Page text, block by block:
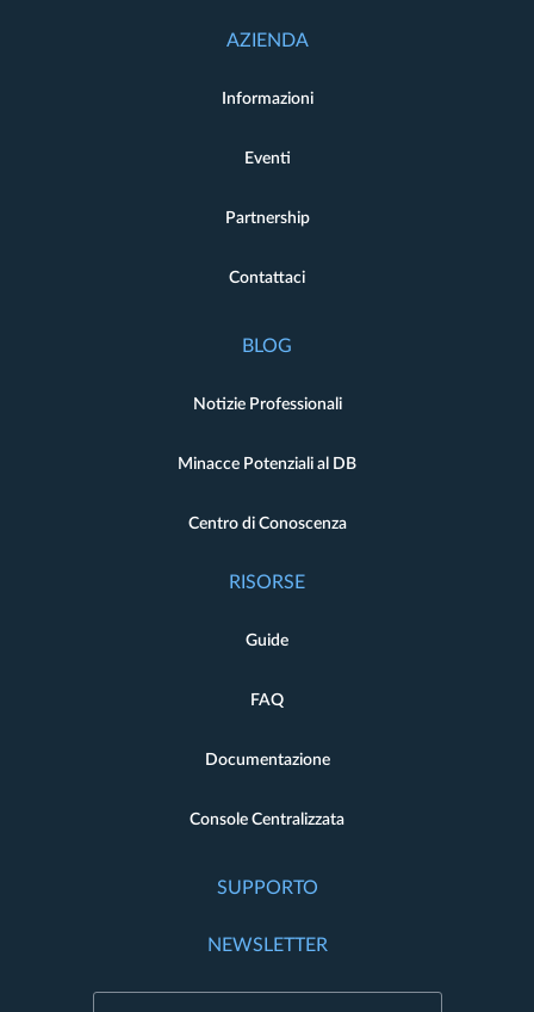
AZIENDA
Informazioni
Eventi
Partnership
Contattaci
BLOG
Notizie Professionali
Minacce Potenziali al DB
Centro di Conoscenza
RISORSE
Guide
FAQ
Documentazione
Console Centralizzata
SUPPORTO
NEWSLETTER